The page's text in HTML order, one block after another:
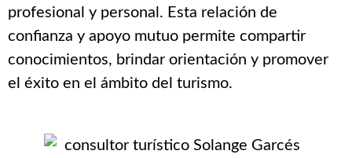
profesional y personal. Esta relación de
confianza y apoyo mutuo permite compartir
conocimientos, brindar orientación y promover
el éxito en el ámbito del turismo.